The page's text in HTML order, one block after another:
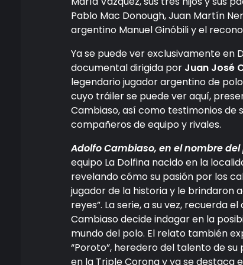
Pablo Mac Donough, Juan Martín
argentino Manuel Ginóbili y el
Ya se puede ver exclusivamente en
documental dirigida por Juan José
legendario jugador argentino de polo
cuyo tráiler se puede ver aquí,
Cambiaso, así como testimonios de
compañeros de equipo y rivales.
Adolfo Cambiaso, en el nombre del
equipo La Dolfina nacido en la
revelando cómo su pasión por los
jugador de la historia y le brindaron
reyes”. La serie, a su vez, recuerda
Cambiaso decide indagar en la
mundo del polo. El relato también
“Poroto”, heredero del talento de su
en la Triple Corona y ya se destaca